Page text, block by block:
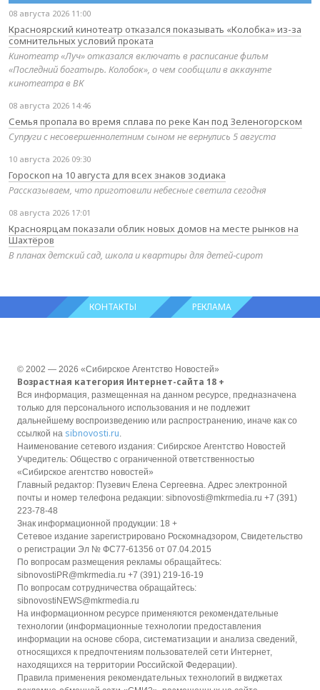
08 августа 2026 11:00
Красноярский кинотеатр отказался показывать «Колобка» из-за
сомнительных условий проката
Кинотеатр «Луч» отказался включать в расписание фильм
«Последний богатырь. Колобок», о чем сообщили в аккаунте
кинотеатра в ВК
08 августа 2026 14:46
Семья пропала во время сплава по реке Кан под Зеленогорском
Супруги с несовершеннолетним сыном не вернулись 5 августа
10 августа 2026 09:30
Гороскоп на 10 августа для всех знаков зодиака
Рассказываем, что приготовили небесные светила сегодня
08 августа 2026 17:01
Красноярцам показали облик новых домов на месте рынков на
Шахтёров
В планах детский сад, школа и квартиры для детей‑сирот
КОНТАКТЫ РЕКЛАМА
© 2002 — 2026 «Сибирское Агентство Новостей»
Возрастная категория Интернет-сайта 18 +
Вся информация, размещенная на данном ресурсе, предназначена
только для персонального использования и не подлежит
дальнейшему воспроизведению или распространению, иначе как со
ссылкой на sibnovosti.ru
Наименование сетевого издания: Сибирское Агентство Новостей
Учредитель: Общество с ограниченной ответственностью
«Сибирское агентство новостей»
Главный редактор: Пузевич Елена Сергеевна. Адрес электронной
почты и номер телефона редакции: sibnovosti@mkrmedia.ru +7 (391)
223-78-48
Знак информационной продукции: 18 +
Сетевое издание зарегистрировано Роскомнадзором, Свидетельство
о регистрации Эл № ФС77-61356 от 07.04.2015
По вопросам размещения рекламы обращайтесь:
sibnovostiPR@mkrmedia.ru +7 (391) 219-16-19
По вопросам сотрудничества обращайтесь:
sibnovostiNEWS@mkrmedia.ru
На информационном ресурсе применяются рекомендательные
технологии (информационные технологии предоставления
информации на основе сбора, систематизации и анализа сведений,
относящихся к предпочтениям пользователей сети Интернет,
находящихся на территории Российской Федерации).
Правила применения рекомендательных технологий в виджетах